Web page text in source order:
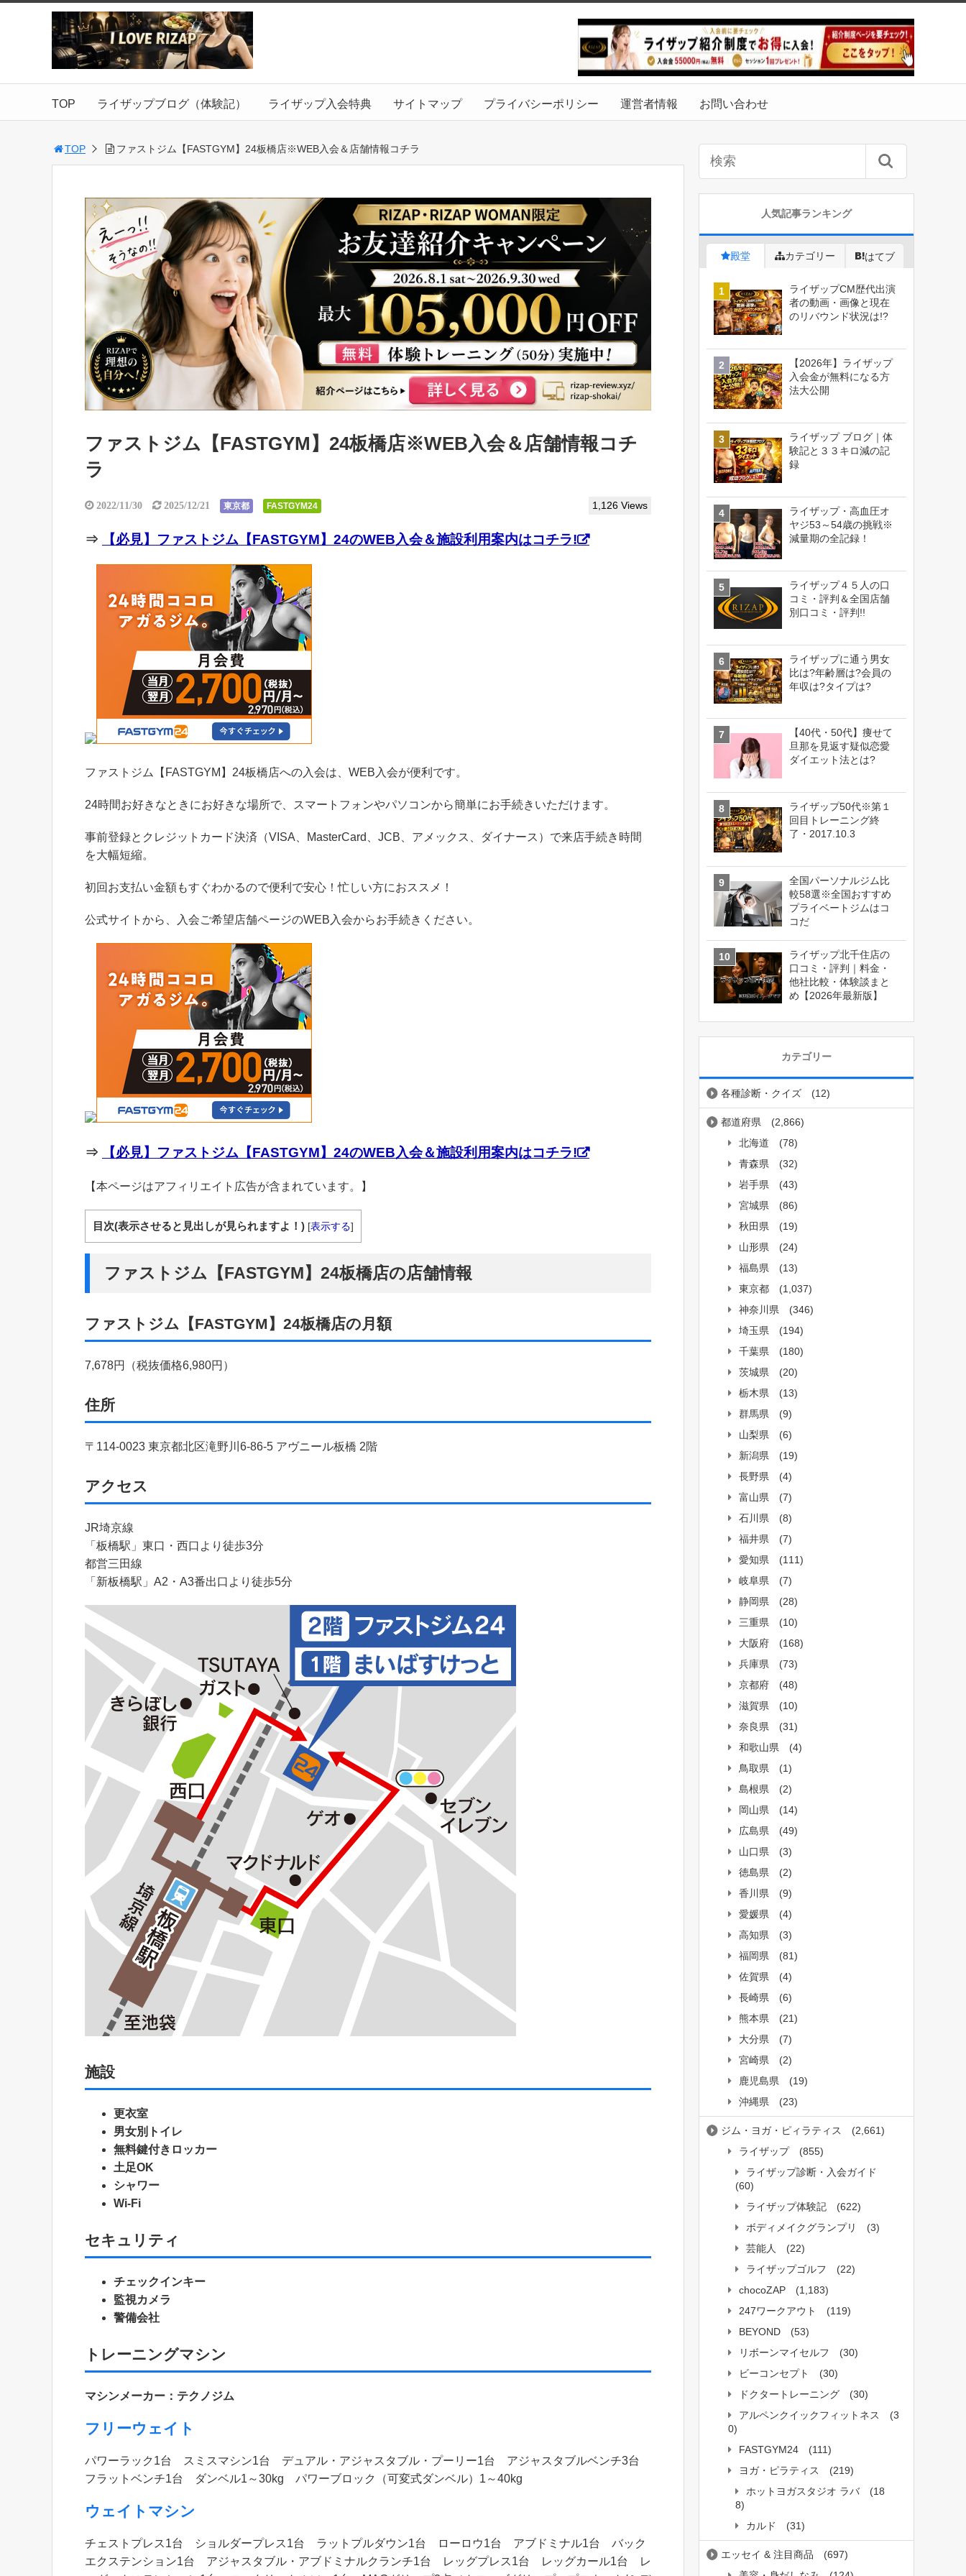
TOP ライザップブログ（体験記） ライザップ入会特典 サイトマップ プライバシーポリシー 運営者情報 お問い合わせ
TOP ファストジム【FASTGYM】24板橋店※WEB入会＆店舗情報コチラ
ファストジム【FASTGYM】24板橋店※WEB入会＆店舗情報コチ
ラ
2022/11/30 2025/12/21 東京都 FASTGYM24 1,126 Views
⇒ 【必見】ファストジム【FASTGYM】24のWEB入会＆施設利用案内はコチラ!
ファストジム【FASTGYM】24板橋店への入会は、WEB入会が便利です。
24時間お好きなときにお好きな場所で、スマートフォンやパソコンから簡単にお手続きいただけます。
事前登録とクレジットカード決済（VISA、MasterCard、JCB、アメックス、ダイナース）で来店手続き時間
を大幅短縮。
初回お支払い金額もすぐわかるので便利で安心！忙しい方におススメ！
公式サイトから、入会ご希望店舗ページのWEB入会からお手続きください。
⇒ 【必見】ファストジム【FASTGYM】24のWEB入会＆施設利用案内はコチラ!
【本ページはアフィリエイト広告が含まれています。】
目次(表示させると見出しが見られますよ！) [表示する]
ファストジム【FASTGYM】24板橋店の店舗情報
ファストジム【FASTGYM】24板橋店の月額
7,678円（税抜価格6,980円）
住所
〒114-0023 東京都北区滝野川6-86-5 アヴニール板橋 2階
アクセス
JR埼京線
「板橋駅」東口・西口より徒歩3分
都営三田線
「新板橋駅」A2・A3番出口より徒歩5分
施設
更衣室
男女別トイレ
無料鍵付きロッカー
土足OK
シャワー
Wi-Fi
セキュリティ
チェックインキー
監視カメラ
警備会社
トレーニングマシン
マシンメーカー：テクノジム
フリーウェイト
パワーラック1台 スミスマシン1台 デュアル・アジャスタブル・プーリー1台 アジャスタブルベンチ3台
フラットベンチ1台 ダンベル1～30kg パワーブロック（可変式ダンベル）1～40kg
ウェイトマシン
チェストプレス1台 ショルダープレス1台 ラットプルダウン1台 ローロウ1台 アブドミナル1台 バック
エクステンション1台 アジャスタブル・アブドミナルクランチ1台 レッグプレス1台 レッグカール1台 レ
人気記事ランキング
殿堂 カテゴリー はてブ
ライザップCM歴代出演
者の動画・画像と現在
のリバウンド状況は!?
【2026年】ライザップ
入会金が無料になる方
法大公開
ライザップ ブログ｜体
験記と３３キロ減の記
録
ライザップ・高血圧オ
ヤジ53～54歳の挑戦※
減量期の全記録！
ライザップ４５人の口
コミ・評判＆全国店舗
別口コミ・評判!!
ライザップに通う男女
比は?年齢層は?会員の
年収は?タイプは?
【40代・50代】痩せて
旦那を見返す疑似恋愛
ダイエット法とは?
ライザップ50代※第１
回目トレーニング終
了・2017.10.3
全国パーソナルジム比
較58選※全国おすすめ
プライベートジムはコ
コだ
ライザップ北千住店の
口コミ・評判｜料金・
他社比較・体験談まと
め【2026年最新版】
カテゴリー
各種診断・クイズ (12)
都道府県
(2,866)
北海道
(78)
青森県
(32)
岩手県
(43)
宮城県
(86)
秋田県
(19)
山形県
(24)
福島県
(13)
東京都
(1,037)
神奈川県
(346)
埼玉県
(194)
千葉県
(180)
茨城県
(20)
栃木県
(13)
群馬県
(9)
山梨県
(6)
新潟県
(19)
長野県
(4)
富山県
(7)
石川県
(8)
福井県
(7)
愛知県
(111)
岐阜県
(7)
静岡県
(28)
三重県
(10)
大阪府
(168)
兵庫県
(73)
京都府
(48)
滋賀県
(10)
奈良県
(31)
和歌山県
(4)
鳥取県
(1)
島根県
(2)
岡山県
(14)
広島県
(49)
山口県
(3)
徳島県
(2)
香川県
(9)
愛媛県
(4)
高知県
(3)
福岡県
(81)
佐賀県
(4)
長崎県
(6)
熊本県
(21)
大分県
(7)
宮崎県
(2)
鹿児島県
(19)
沖縄県
(23)
ジム・ヨガ・ピィラティス
(2,661)
ライザップ
(855)
ライザップ診断・入会ガイド
(60)
ライザップ体験記
(622)
ボディメイクグランプリ
(3)
芸能人
(22)
ライザップゴルフ
(22)
chocoZAP
(1,183)
247ワークアウト
(119)
BEYOND
(53)
リボーンマイセルフ
(30)
ビーコンセプト
(30)
ドクタートレーニング
(30)
アルペンクイックフィットネス
(3
0)
FASTGYM24
(111)
ヨガ・ピラティス
(219)
ホットヨガスタジオ ラバ
(18
8)
カルド
(31)
エッセイ & 注目商品
(697)